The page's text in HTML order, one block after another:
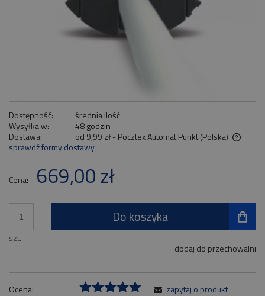
Dostępność:
średnia ilość
Wysyłka w:
48 godzin
Dostawa:
od 9,99 zł - Pocztex Automat Punkt (Polska)
Cena nie zawiera ewentualnych kosztów płatności
sprawdź formy dostawy
Cena: 669,00 zł
szt.
Do koszyka
dodaj do przechowalni
Ocena:
zapytaj o produkt